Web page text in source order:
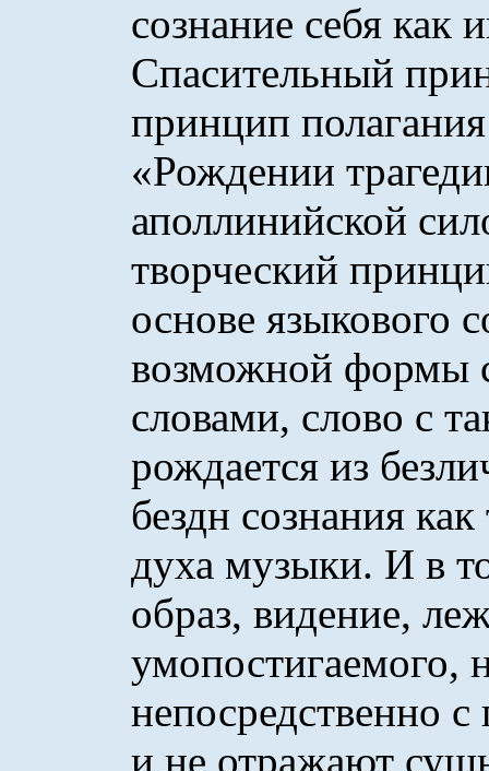
сознание себя как
Спасительный
принцип
«Рождении
аполлинийской
творческий
основе языкового
возможной формы
словами, слово с
рождается из
бездн сознания
духа музыки. И в
образ, видение,
умопостигаемого,
непосредственно
и не отражают